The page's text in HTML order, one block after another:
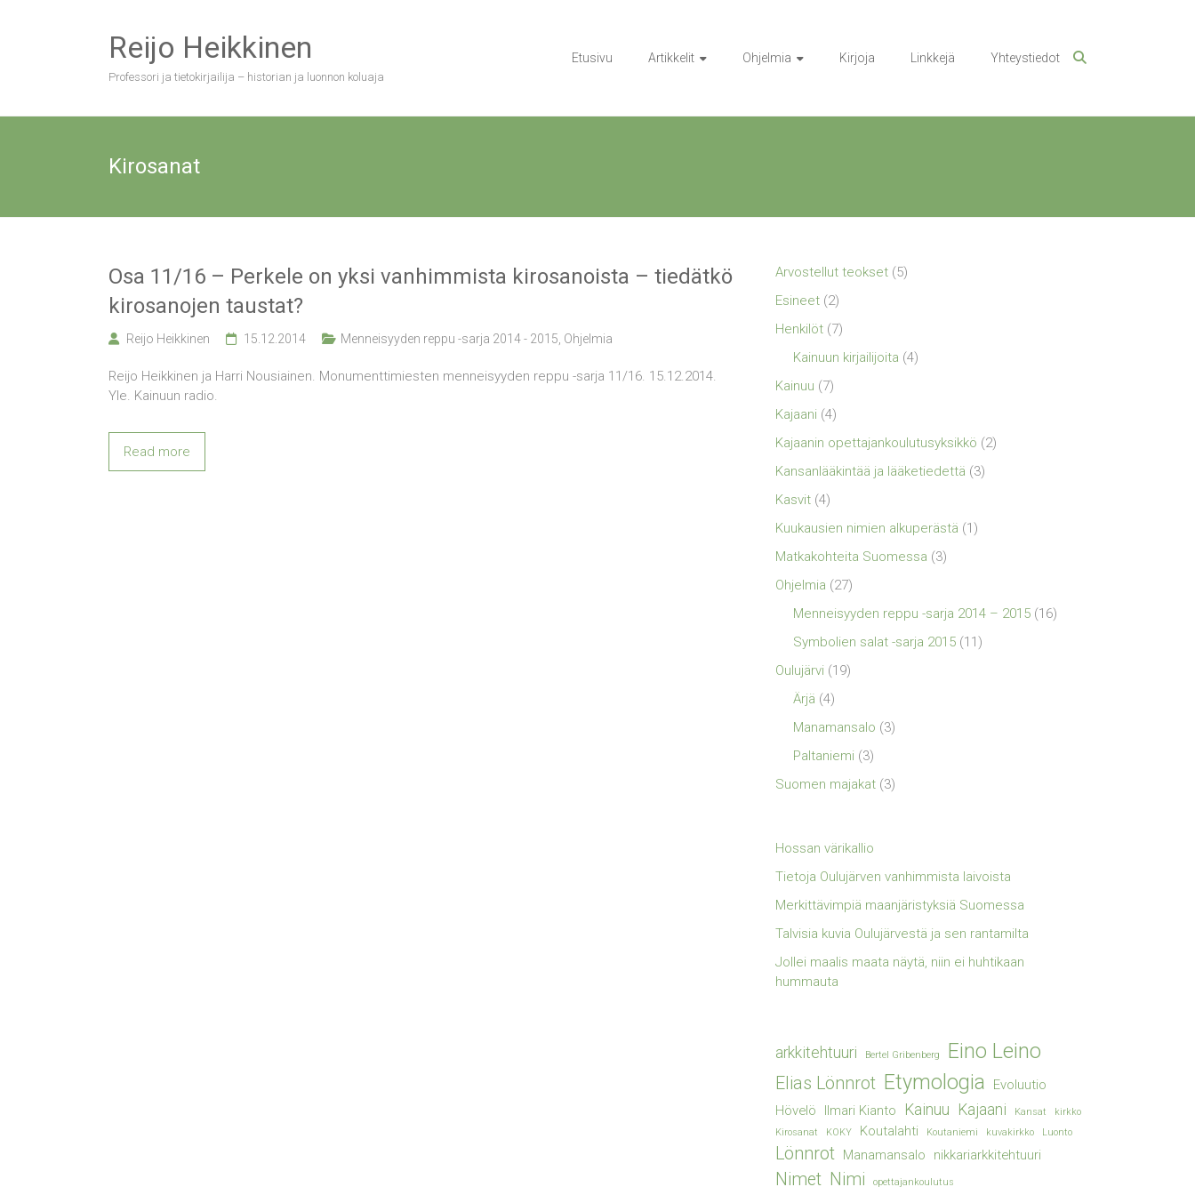
Reijo Heikkinen
Professori ja tietokirjailija – historian ja luonnon koluaja
Etusivu Artikkelit Ohjelmia Kirjoja Linkkejä Yhteystiedot
Kirosanat
Osa 11/16 – Perkele on yksi vanhimmista kirosanoista – tiedätkö
kirosanojen taustat?
Reijo Heikkinen 15.12.2014 Menneisyyden reppu -sarja 2014 - 2015 Ohjelmia
Reijo Heikkinen ja Harri Nousiainen. Monumenttimiesten menneisyyden reppu -sarja 11/16. 15.12.2014.
Yle. Kainuun radio.
Read more
Arvostellut teokset (5)
Esineet (2)
Henkilöt (7)
Kainuun kirjailijoita (4)
Kainuu (7)
Kajaani (4)
Kajaanin opettajankoulutusyksikkö (2)
Kansanlääkintää ja lääketiedettä (3)
Kasvit (4)
Kuukausien nimien alkuperästä (1)
Matkakohteita Suomessa (3)
Ohjelmia (27)
Menneisyyden reppu -sarja 2014 – 2015 (16)
Symbolien salat -sarja 2015 (11)
Oulujärvi (19)
Ärjä (4)
Manamansalo (3)
Paltaniemi (3)
Suomen majakat (3)
Hossan värikallio
Tietoja Oulujärven vanhimmista laivoista
Merkittävimpiä maanjäristyksiä Suomessa
Talvisia kuvia Oulujärvestä ja sen rantamilta
Jollei maalis maata näytä, niin ei huhtikaan
hummauta
arkkitehtuuri Bertel Gribenberg Eino Leino
Elias Lönnrot Etymologia
Evoluutio
Hövelö
Ilmari Kianto Kainuu Kajaani Kansat
kirkko
Kirosanat
KOKY Koutalahti Koutaniemi kuvakirkko Luonto
Lönnrot Manamansalo nikkariarkkitehtuuri
Nimet Nimi opettajankoulutus